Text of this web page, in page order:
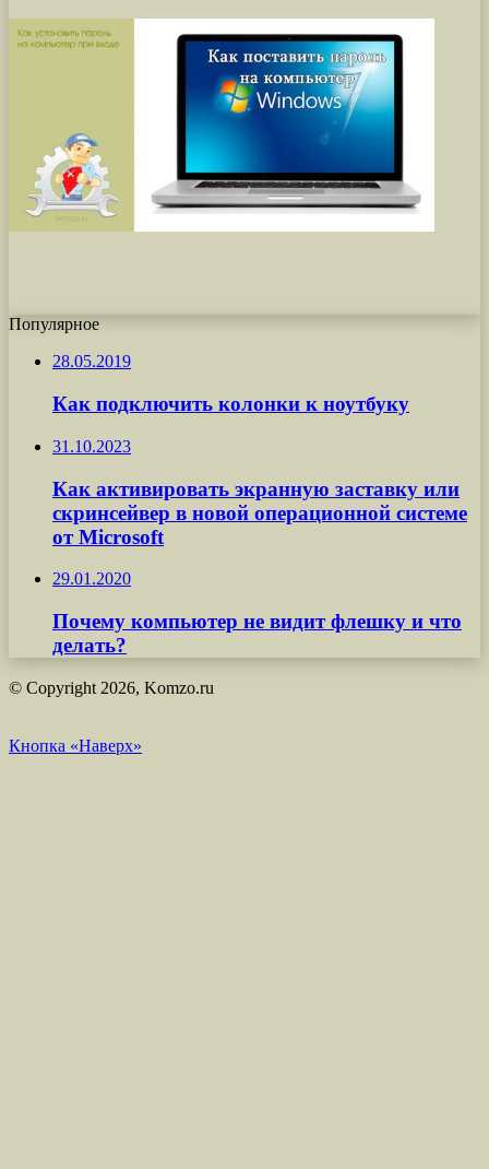
Популярное
28.05.2019
Как подключить колонки к ноутбуку
31.10.2023
Как активировать экранную заставку или
скринсейвер в новой операционной системе
от Microsoft
29.01.2020
Почему компьютер не видит флешку и что
делать?
© Copyright 2026, Komzo.ru
Кнопка «Наверх»